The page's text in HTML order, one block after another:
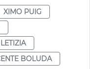
XIMO PUIG
BOLUDA